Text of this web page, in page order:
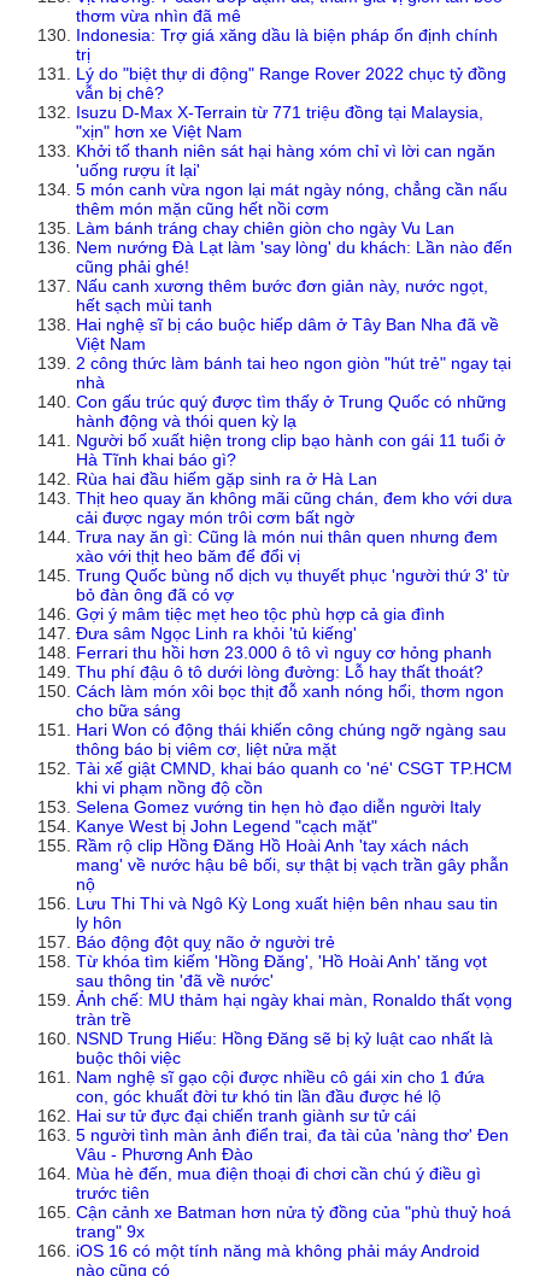
thơm vừa nhìn đã mê
Indonesia: Trợ giá xăng dầu là biện pháp ổn định chính
trị
Lý do "biệt thự di động" Range Rover 2022 chục tỷ đồng
vẫn bị chê?
Isuzu D-Max X-Terrain từ 771 triệu đồng tại Malaysia,
"xịn" hơn xe Việt Nam
Khởi tố thanh niên sát hại hàng xóm chỉ vì lời can ngăn
'uống rượu ít lại'
5 món canh vừa ngon lại mát ngày nóng, chẳng cần nấu
thêm món mặn cũng hết nồi cơm
Làm bánh tráng chay chiên giòn cho ngày Vu Lan
Nem nướng Đà Lạt làm 'say lòng' du khách: Lần nào đến
cũng phải ghé!
Nấu canh xương thêm bước đơn giản này, nước ngọt,
hết sạch mùi tanh
Hai nghệ sĩ bị cáo buộc hiếp dâm ở Tây Ban Nha đã về
Việt Nam
2 công thức làm bánh tai heo ngon giòn "hút trẻ" ngay tại
nhà
Con gấu trúc quý được tìm thấy ở Trung Quốc có những
hành động và thói quen kỳ lạ
Người bố xuất hiện trong clip bạo hành con gái 11 tuổi ở
Hà Tĩnh khai báo gì?
Rùa hai đầu hiếm gặp sinh ra ở Hà Lan
Thịt heo quay ăn không mãi cũng chán, đem kho với dưa
cải được ngay món trôi cơm bất ngờ
Trưa nay ăn gì: Cũng là món nui thân quen nhưng đem
xào với thịt heo băm để đổi vị
Trung Quốc bùng nổ dịch vụ thuyết phục 'người thứ 3' từ
bỏ đàn ông đã có vợ
Gợi ý mâm tiệc mẹt heo tộc phù hợp cả gia đình
Đưa sâm Ngọc Linh ra khỏi 'tủ kiếng'
Ferrari thu hồi hơn 23.000 ô tô vì nguy cơ hỏng phanh
Thu phí đậu ô tô dưới lòng đường: Lỗ hay thất thoát?
Cách làm món xôi bọc thịt đỗ xanh nóng hổi, thơm ngon
cho bữa sáng
Hari Won có động thái khiến công chúng ngỡ ngàng sau
thông báo bị viêm cơ, liệt nửa mặt
Tài xế giật CMND, khai báo quanh co 'né' CSGT TP.HCM
khi vi phạm nồng độ cồn
Selena Gomez vướng tin hẹn hò đạo diễn người Italy
Kanye West bị John Legend "cạch mặt"
Rầm rộ clip Hồng Đăng Hồ Hoài Anh 'tay xách nách
mang' về nước hậu bê bối, sự thật bị vạch trần gây phẫn
nộ
Lưu Thi Thi và Ngô Kỳ Long xuất hiện bên nhau sau tin
ly hôn
Báo động đột quỵ não ở người trẻ
Từ khóa tìm kiếm 'Hồng Đăng', 'Hồ Hoài Anh' tăng vọt
sau thông tin 'đã về nước'
Ảnh chế: MU thảm hại ngày khai màn, Ronaldo thất vọng
tràn trề
NSND Trung Hiếu: Hồng Đăng sẽ bị kỷ luật cao nhất là
buộc thôi việc
Nam nghệ sĩ gạo cội được nhiều cô gái xin cho 1 đứa
con, góc khuất đời tư khó tin lần đầu được hé lộ
Hai sư tử đực đại chiến tranh giành sư tử cái
5 người tình màn ảnh điển trai, đa tài của 'nàng thơ' Đen
Vâu - Phương Anh Đào
Mùa hè đến, mua điện thoại đi chơi cần chú ý điều gì
trước tiên
Cận cảnh xe Batman hơn nửa tỷ đồng của "phù thuỷ hoá
trang" 9x
iOS 16 có một tính năng mà không phải máy Android
nào cũng có